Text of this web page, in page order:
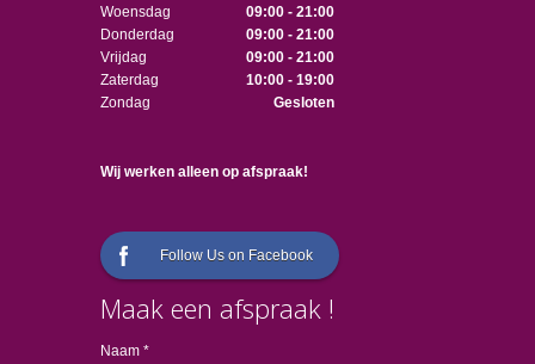
Woensdag
09:00 - 21:00
Donderdag
09:00 - 21:00
Vrijdag
09:00 - 21:00
Zaterdag
10:00 - 19:00
Zondag
Gesloten
Wij werken alleen op afspraak!
Follow Us on Facebook
Maak een afspraak !
Naam *